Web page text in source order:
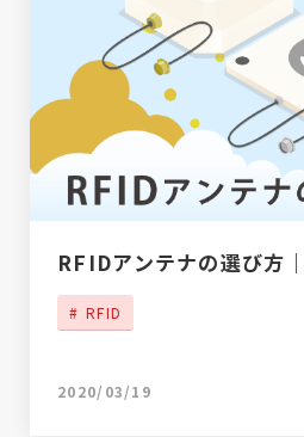
RFIDアンテナの選び方
RFID
2020/03/19